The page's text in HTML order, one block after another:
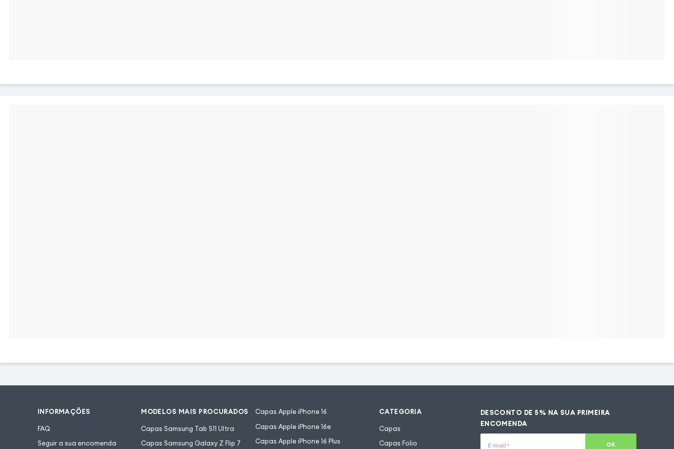
INFORMAÇÕES
FAQ
Seguir a sua encomenda
MODELOS MAIS PROCURADOS
Capas Samsung Tab S11 Ultra
Capas Samsung Galaxy Z Flip 7
Capas Apple iPhone 16
Capas Apple iPhone 16e
Capas Apple iPhone 16 Plus
CATEGORIA
Capas
Capas Folio
DESCONTO DE 5% NA SUA PRIMEIRA
ENCOMENDA
E-mail * OK